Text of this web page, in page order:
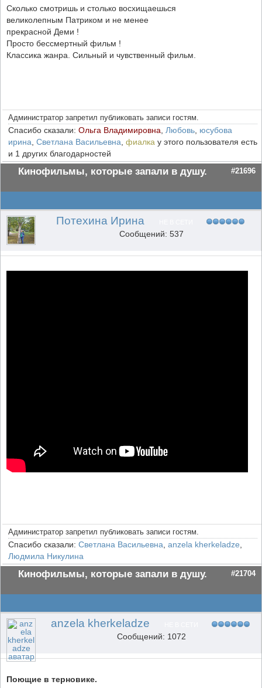
Сколько смотришь и столько восхищаешься
великолепным Патриком и не менее
прекрасной Деми !
Просто бессмертный фильм !
Классика жанра. Сильный и чувственный фильм.
Администратор запретил публиковать записи гостям.
Спасибо сказали: Ольга Владимировна Любовь юсубова
ирина Светлана Васильевна фиалка у этого пользователя есть
и 1 других благодарностей
Кинофильмы, которые запали в душу. #21696
Потехина Ирина
Сообщений: 537
Администратор запретил публиковать записи гостям.
Спасибо сказали: Светлана Васильевна anzela kherkeladze
Людмила Никулина
Кинофильмы, которые запали в душу. #21704
anzela kherkeladze
Сообщений: 1072
Поющие в терновикe.